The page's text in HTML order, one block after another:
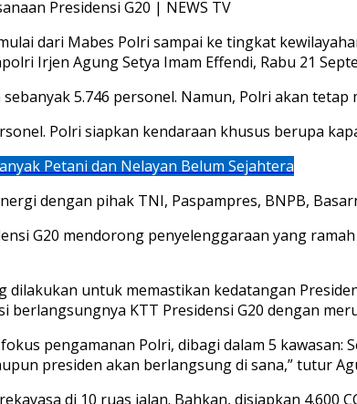
dari Mabes Polri sampai ke tingkat
Irjen Agung Setya Imam Effendi, Rabu 21
5.746 personel. Namun, Polri akan
Polri siapkan kendaraan khusus berupa
Petani dan Nelayan Belum Sejahtera
dengan pihak TNI, Paspampres, BNPB,
G20 mendorong penyelenggaraan yang
dilakukan untuk memastikan kedatangan
berlangsungnya KTT Presidensi G20 dengan
pengamanan Polri, dibagi dalam 5 kawasan:
presiden akan berlangsung di sana,” tutur
di 10 ruas jalan. Bahkan, disiapkan 4.600